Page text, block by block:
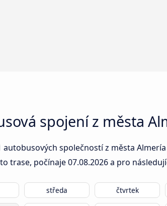
spojení z města
společností z města
trase, počínaje07.08.2026a pro
středa čtvrtek